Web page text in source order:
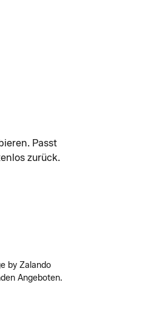
Passt
zurück.
by Zalando
Angeboten.